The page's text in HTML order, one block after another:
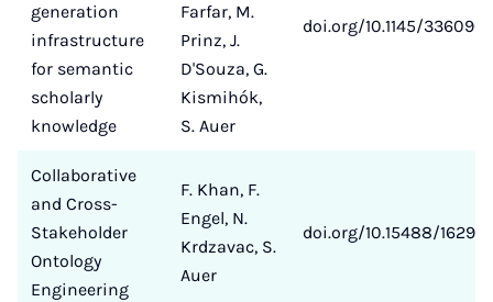
generation
infrastructure
for semantic
scholarly
knowledge
Farfar, M.
Prinz, J.
D'Souza, G.
Kismihók,
S. Auer
doi.org/10.1145/
Collaborative
and Cross-
Stakeholder
Ontology
Engineering
F. Khan, F.
Engel, N.
Krdzavac, S.
Auer
doi.org/10.15488/16295